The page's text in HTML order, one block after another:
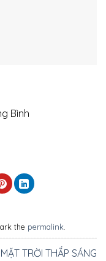
Bình
the permalink
TRỜI THẮP SÁNG